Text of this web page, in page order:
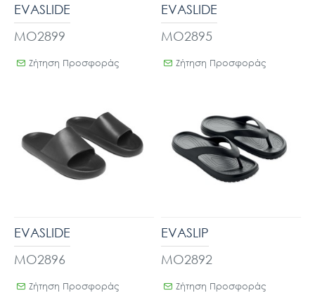
MO2899
EVASLIDE
Ζήτηση Προσφοράς
MO2895
EVASLIDE
Ζήτηση Προσφοράς
MO2896
EVASLIDE
Ζήτηση Προσφοράς
MO2892
EVASLIP
Ζήτηση Προσφοράς